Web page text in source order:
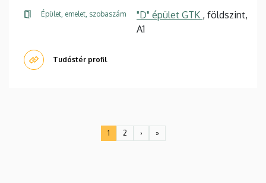
Épület, emelet, szobaszám "D" épület GTK , földszint,
A1
Tudóstér profil
Jelenlegi
1
Oldal
2
Következő
›
Utolsó
»